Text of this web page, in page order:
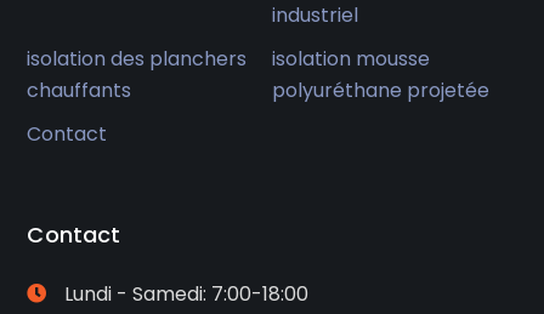
industriel
isolation des planchers
chauffants
isolation mousse
polyuréthane projetée
Contact
Contact
Lundi - Samedi: 7:00-18:00